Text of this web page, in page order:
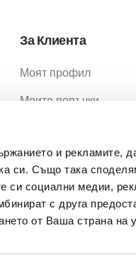
и рекламите,
си. Също така
си социални медии,
с друга
от Ваша страна на
За Клиента
Моят профил
Моите поръчки
Промоции
МОН Проекти